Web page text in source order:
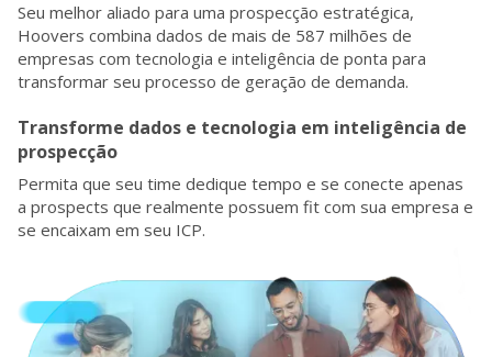
Seu melhor aliado para uma prospecção estratégica,
Hoovers combina dados de mais de 587 milhões de
empresas com tecnologia e inteligência de ponta para
transformar seu processo de geração de demanda.
Transforme dados e tecnologia em inteligência de
prospecção
Permita que seu time dedique tempo e se conecte apenas
a prospects que realmente possuem fit com sua empresa e
se encaixam em seu ICP.